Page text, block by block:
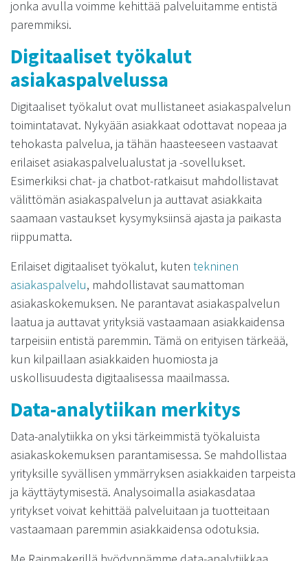
jonka avulla voimme kehittää palveluitamme entistä
paremmiksi.
Digitaaliset työkalut
asiakaspalvelussa
Digitaaliset työkalut ovat mullistaneet asiakaspalvelun
toimintatavat. Nykyään asiakkaat odottavat nopeaa ja
tehokasta palvelua, ja tähän haasteeseen vastaavat
erilaiset asiakaspalvelualustat ja -sovellukset.
Esimerkiksi chat- ja chatbot-ratkaisut mahdollistavat
välittömän asiakaspalvelun ja auttavat asiakkaita
saamaan vastaukset kysymyksiinsä ajasta ja paikasta
riippumatta.
Erilaiset digitaaliset työkalut, kuten tekninen
asiakaspalvelu, mahdollistavat saumattoman
asiakaskokemuksen. Ne parantavat asiakaspalvelun
laatua ja auttavat yrityksiä vastaamaan asiakkaidensa
tarpeisiin entistä paremmin. Tämä on erityisen tärkeää,
kun kilpaillaan asiakkaiden huomiosta ja
uskollisuudesta digitaalisessa maailmassa.
Data-analytiikan merkitys
Data-analytiikka on yksi tärkeimmistä työkaluista
asiakaskokemuksen parantamisessa. Se mahdollistaa
yrityksille syvällisen ymmärryksen asiakkaiden tarpeista
ja käyttäytymisestä. Analysoimalla asiakasdataa
yritykset voivat kehittää palveluitaan ja tuotteitaan
vastaamaan paremmin asiakkaidensa odotuksia.